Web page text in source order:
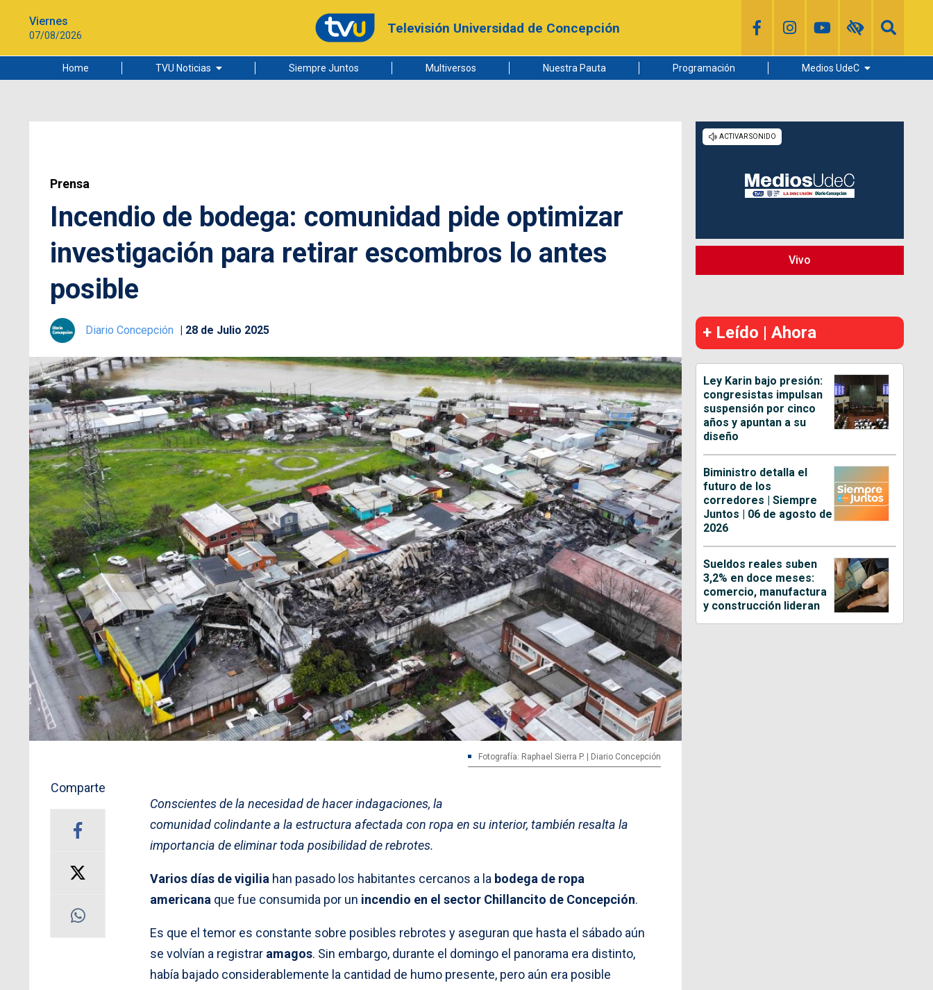
Viernes
07/08/2026 Televisión Universidad de Concepción
Home TVU Noticias
Ciudad
Siempre Juntos Multiversos Nuestra Pauta Programación Medios UdeC
Radio UdeC
Noticias UdeC
Prensa
Incendio de bodega: comunidad pide optimizar
investigación para retirar escombros lo antes
posible
Diario Concepción 28 de Julio 2025
Fotografía: Raphael Sierra P. | Diario Concepción
Comparte
Conscientes de la necesidad de hacer indagaciones, la
comunidad colindante a la estructura afectada con ropa en su interior, también resalta la
importancia de eliminar toda posibilidad de rebrotes.
Varios días de vigilia han pasado los habitantes cercanos a la bodega de ropa
americana que fue consumida por un incendio en el sector Chillancito de Concepción.
Es que el temor es constante sobre posibles rebrotes y aseguran que hasta el sábado aún
se volvían a registrar amagos. Sin embargo, durante el domingo el panorama era distinto,
había bajado considerablemente la cantidad de humo presente, pero aún era posible
Vivo
+ Leído | Ahora
Ley Karin bajo presión:
congresistas impulsan
suspensión por cinco
años y apuntan a su
diseño
Biministro detalla el
futuro de los
corredores | Siempre
Juntos | 06 de agosto de
2026
Sueldos reales suben
3,2% en doce meses:
comercio, manufactura
y construcción lideran